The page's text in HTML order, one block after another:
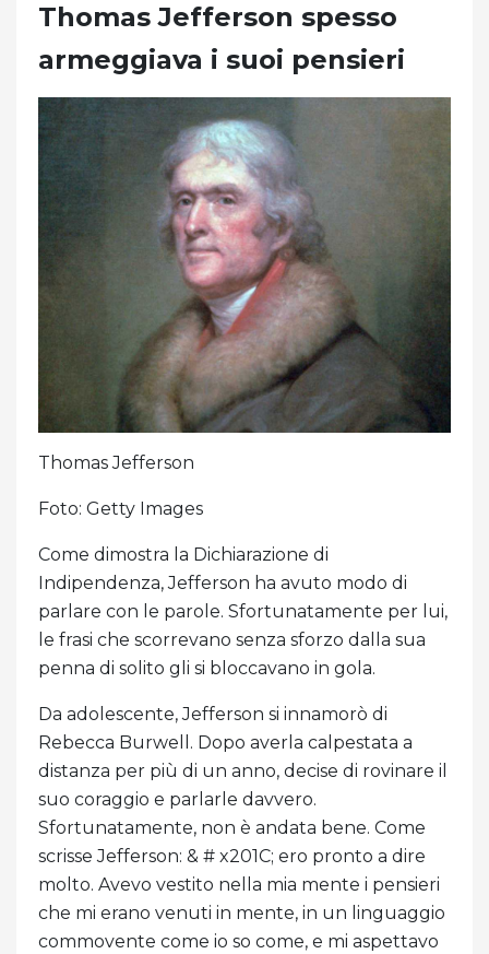
Thomas Jefferson spesso
armeggiava i suoi pensieri
Thomas Jefferson
Foto: Getty Images
Come dimostra la Dichiarazione di
Indipendenza, Jefferson ha avuto modo di
parlare con le parole. Sfortunatamente per lui,
le frasi che scorrevano senza sforzo dalla sua
penna di solito gli si bloccavano in gola.
Da adolescente, Jefferson si innamorò di
Rebecca Burwell. Dopo averla calpestata a
distanza per più di un anno, decise di rovinare il
suo coraggio e parlarle davvero.
Sfortunatamente, non è andata bene. Come
scrisse Jefferson: & # x201C; ero pronto a dire
molto. Avevo vestito nella mia mente i pensieri
che mi erano venuti in mente, in un linguaggio
commovente come io so come, e mi aspettavo